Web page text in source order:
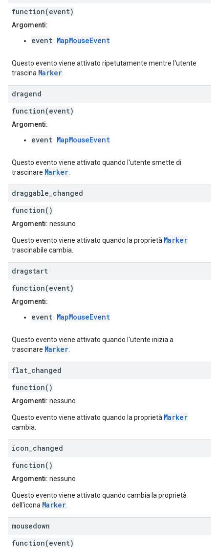
function(event)
Argomenti:
event: MapMouseEvent
Questo evento viene attivato ripetutamente mentre l'utente
trascina Marker.
dragend
function(event)
Argomenti:
event: MapMouseEvent
Questo evento viene attivato quando l'utente smette di
trascinare Marker.
draggable changed
function()
Argomenti: nessuno
Questo evento viene attivato quando la proprietà Marker
trascinabile cambia.
dragstart
function(event)
Argomenti:
event: MapMouseEvent
Questo evento viene attivato quando l'utente inizia a
trascinare Marker.
flat changed
function()
Argomenti: nessuno
Questo evento viene attivato quando la proprietà Marker
cambia.
icon changed
function()
Argomenti: nessuno
Questo evento viene attivato quando cambia la proprietà
dell'icona Marker.
mousedown
function(event)